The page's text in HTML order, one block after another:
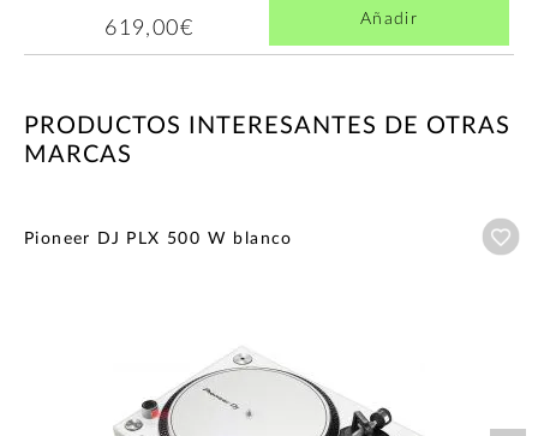
619,00€ Añadir
PRODUCTOS INTERESANTES DE OTRAS
MARCAS
Pioneer DJ PLX 500 W blanco